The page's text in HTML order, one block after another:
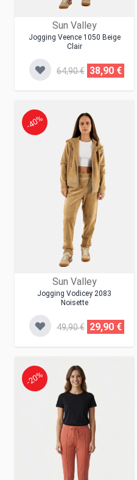
Sun Valley
Jogging Veence 1050 Beige
Clair
64,90 € 38,90 €
Sun Valley
Jogging Vodicey 2083
Noisette
-40%
49,90 € 29,90 €
-20%